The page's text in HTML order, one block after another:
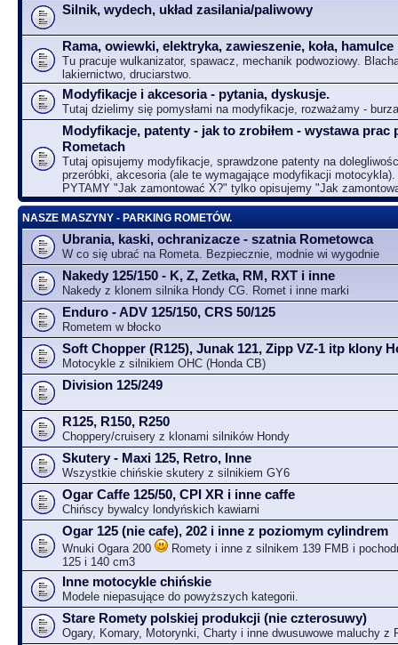
Silnik, wydech, układ zasilania/paliwowy
Rama, owiewki, elektryka, zawieszenie, koła, hamulce
Tu pracuje wulkanizator, spawacz, mechanik podwoziowy.
lakiernictwo, druciarstwo.
Modyfikacje i akcesoria - pytania, dyskusje.
Tutaj dzielimy się pomysłami na modyfikacje, rozważamy -
Modyfikacje, patenty - jak to zrobiłem - wystawa prac
Rometach
Tutaj opisujemy modyfikacje, sprawdzone patenty na
przeróbki, akcesoria (ale te wymagające modyfikacji
PYTAMY "Jak zamontować X?" tylko opisujemy "Jak
NASZE MASZYNY - PARKING ROMETÓW.
Ubrania, kaski, ochranizacze - szatnia Rometowca
W co się ubrać na Rometa. Bezpiecznie, modnie wi wygodnie
Nakedy 125/150 - K, Z, Zetka, RM, RXT i inne
Nakedy z klonem silnika Hondy CG. Romet i inne marki
Enduro - ADV 125/150, CRS 50/125
Rometem w błocko
Soft Chopper (R125), Junak 121, Zipp VZ-1 itp klony
Motocykle z silnikiem OHC (Honda CB)
Division 125/249
R125, R150, R250
Choppery/cruisery z klonami silników Hondy
Skutery - Maxi 125, Retro, Inne
Wszystkie chińskie skutery z silnikiem GY6
Ogar Caffe 125/50, CPI XR i inne caffe
Chińscy bywalcy londyńskich kawiarni
Ogar 125 (nie cafe), 202 i inne z poziomym cylindrem
Wnuki Ogara 200
Romety i inne z silnikem 139 FMB i
125 i 140 cm3
Inne motocykle chińskie
Modele niepasujące do powyższych kategorii.
Stare Romety polskiej produkcji (nie czterosuwy)
Ogary, Komary, Motorynki, Charty i inne dwusuwowe maluchy z